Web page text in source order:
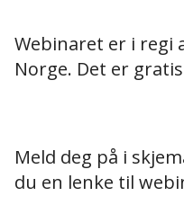
Webinaret er i regi
Norge. Det er
Meld deg på i
du en lenke til